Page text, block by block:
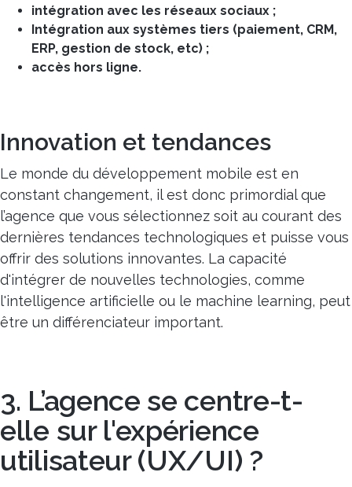
intégration avec les réseaux sociaux ;
Intégration aux systèmes tiers (paiement, CRM,
ERP, gestion de stock, etc) ;
accès hors ligne.
Innovation et tendances
Le monde du développement mobile est en
constant changement, il est donc primordial que
l’agence que vous sélectionnez soit au courant des
dernières tendances technologiques et puisse vous
offrir des solutions innovantes. La capacité
d'intégrer de nouvelles technologies, comme
l'intelligence artificielle ou le machine learning, peut
être un différenciateur important.
3. L’agence se centre-t-
elle sur l'expérience
utilisateur (UX/UI) ?